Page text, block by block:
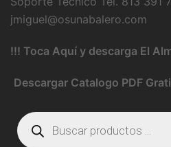
jmiguel@osunabalero.com
!!! Toca Aquí y descarga El
Descargar Catalogo PDF
Búsqueda
de
productos